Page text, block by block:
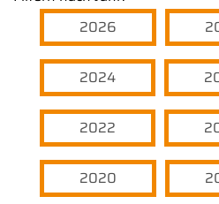
2026
2024
2022
2020